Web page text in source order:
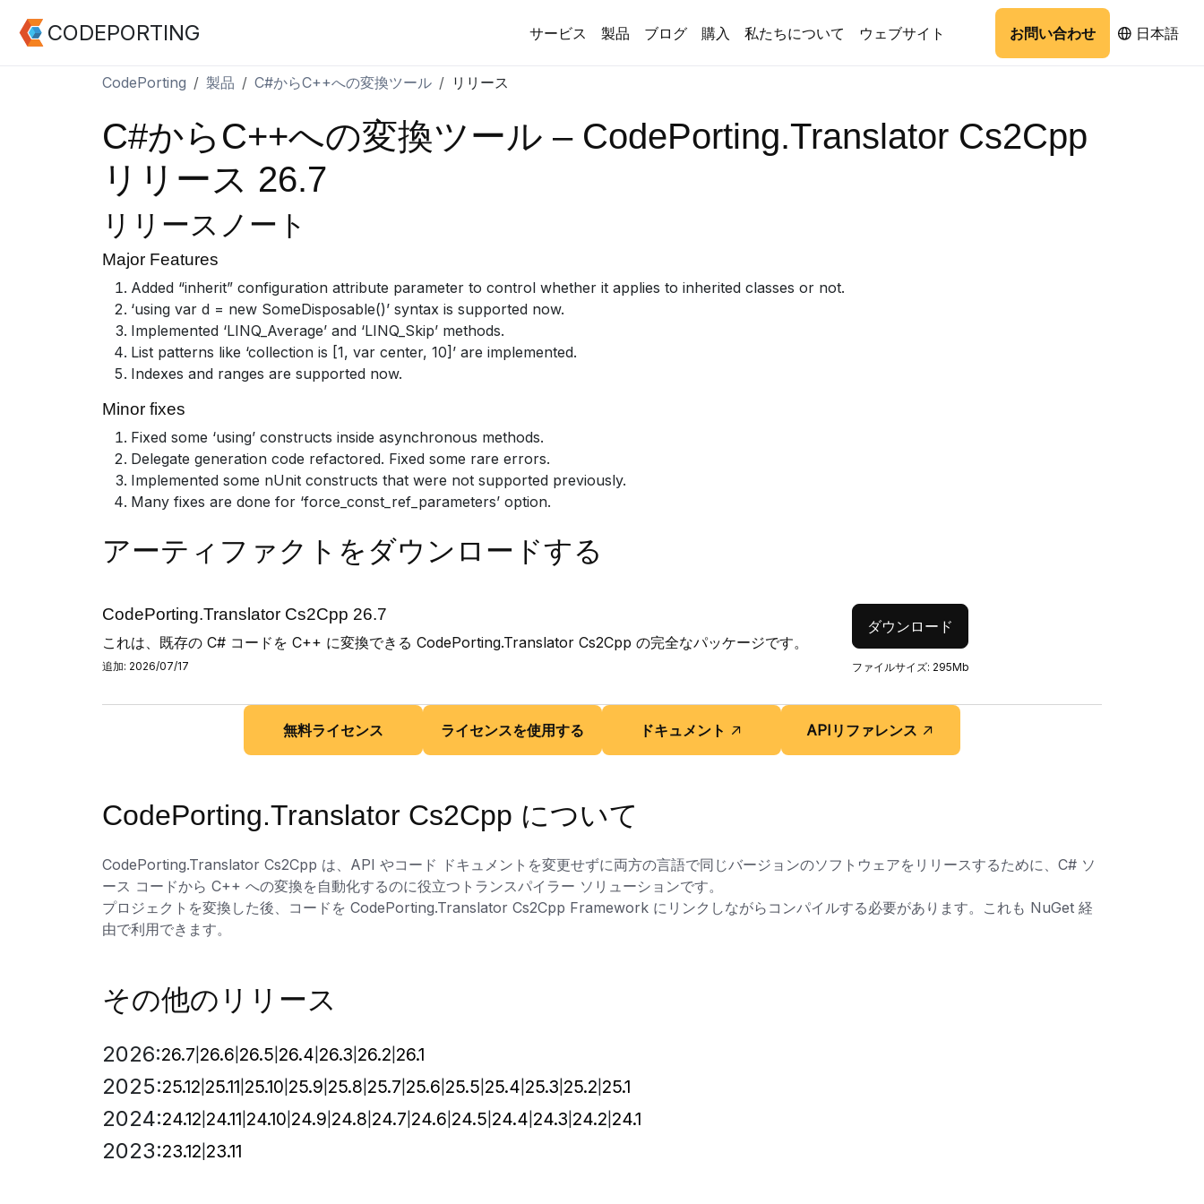
CODEPORTING サービス 製品 ブログ 購入 私たちについて ウェブサイト お問い合わせ 日本語
CodePorting 製品 C#からC++への変換ツール リリース
C#からC++への変換ツール – CodePorting.Translator Cs2Cpp
リリース 26.7
リリースノート
Major Features
Added “inherit” configuration attribute parameter to control whether it applies to inherited classes or not.
‘using var d = new SomeDisposable()’ syntax is supported now.
Implemented ‘LINQ_Average’ and ‘LINQ_Skip’ methods.
List patterns like ‘collection is [1, var center, 10]’ are implemented.
Indexes and ranges are supported now.
Minor fixes
Fixed some ‘using’ constructs inside asynchronous methods.
Delegate generation code refactored. Fixed some rare errors.
Implemented some nUnit constructs that were not supported previously.
Many fixes are done for ‘force_const_ref_parameters’ option.
アーティファクトをダウンロードする
CodePorting.Translator Cs2Cpp 26.7
これは、既存の C# コードを C++ に変換できる CodePorting.Translator Cs2Cpp の完全なパッケージです。
追加: 2026/07/17
ダウンロード
ファイルサイズ: 295Mb
無料ライセンス ライセンスを使用する ドキュメント APIリファレンス
CodePorting.Translator Cs2Cpp について
CodePorting.Translator Cs2Cpp は、API やコード ドキュメントを変更せずに両方の言語で同じバージョンのソフトウェアをリリースするために、C# ソ
ース コードから C++ への変換を自動化するのに役立つトランスパイラー ソリューションです。
プロジェクトを変換した後、コードを CodePorting.Translator Cs2Cpp Framework にリンクしながらコンパイルする必要があります。これも NuGet 経
由で利用できます。
その他のリリース
2026:26.7 26.6 26.5 26.4 26.3 26.2 26.1
2025:25.12 25.11 25.10 25.9 25.8 25.7 25.6 25.5 25.4 25.3 25.2 25.1
2024:24.12 24.11 24.10 24.9 24.8 24.7 24.6 24.5 24.4 24.3 24.2 24.1
2023:23.12 23.11